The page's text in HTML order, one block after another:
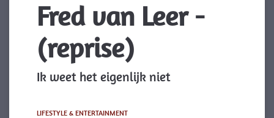
Fred van Leer -
(reprise)
Ik weet het eigenlijk niet
LIFESTYLE & ENTERTAINMENT